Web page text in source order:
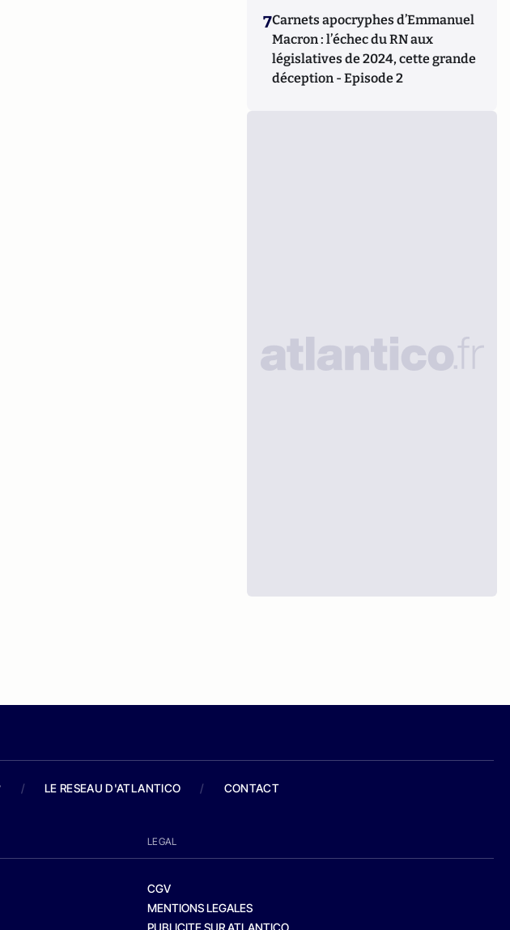
7Carnets apocryphes d’Emmanuel
Macron : l’échec du RN aux
législatives de 2024, cette grande
déception - Episode 2
/ LE RESEAU D'ATLANTICO / CONTACT
LEGAL
CGV
MENTIONS LEGALES
PUBLICITE SUR ATLANTICO